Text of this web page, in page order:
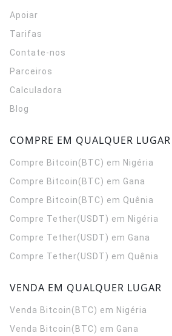
Apoiar
Tarifas
Contate-nos
Parceiros
Calculadora
Blog
COMPRE EM QUALQUER LUGAR
Compre Bitcoin(BTC) em Nigéria
Compre Bitcoin(BTC) em Gana
Compre Bitcoin(BTC) em Quênia
Compre Tether(USDT) em Nigéria
Compre Tether(USDT) em Gana
Compre Tether(USDT) em Quênia
VENDA EM QUALQUER LUGAR
Venda Bitcoin(BTC) em Nigéria
Venda Bitcoin(BTC) em Gana